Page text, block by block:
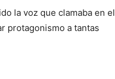
la voz que clamaba en el
protagonismo a tantas